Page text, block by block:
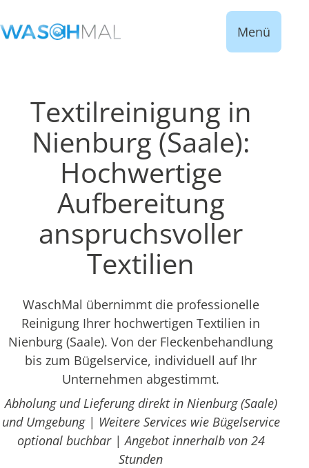
Menü
Textilreinigung in
Nienburg (Saale):
Hochwertige
Aufbereitung
anspruchsvoller
Textilien
WaschMal übernimmt die professionelle
Reinigung Ihrer hochwertigen Textilien in
Nienburg (Saale). Von der Fleckenbehandlung
bis zum Bügelservice, individuell auf Ihr
Unternehmen abgestimmt.
Abholung und Lieferung direkt in Nienburg (Saale)
und Umgebung | Weitere Services wie Bügelservice
optional buchbar | Angebot innerhalb von 24
Stunden